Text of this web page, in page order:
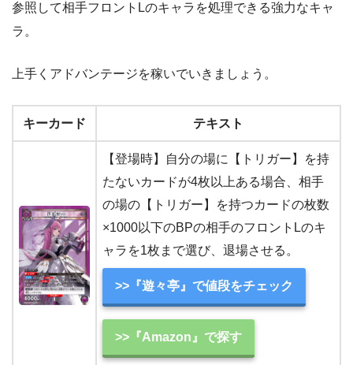
参照して相手フロントLのキャラを処理できる強力なキャ
ラ。
上手くアドバンテージを稼いでいきましょう。
キーカード テキスト
【登場時】自分の場に【トリガー】を持
たないカードが4枚以上ある場合、相手
の場の【トリガー】を持つカードの枚数
×1000以下のBPの相手のフロントLのキ
ャラを1枚まで選び、退場させる。
>>『遊々亭』で値段をチェック
>>『Amazon』で探す